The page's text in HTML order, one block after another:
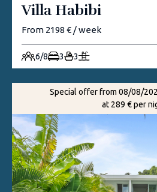
Villa Habibi
From 2198 € / week
6/8 3 3
Special offer from 08/08/
at 289 € per